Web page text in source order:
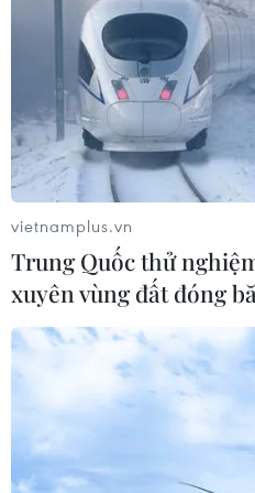
đã ngừng các dây chuyền
thương hiệu Genesis tại
vietnamplus.vn
Trung Quốc thử
xuyên vùng đất đóng